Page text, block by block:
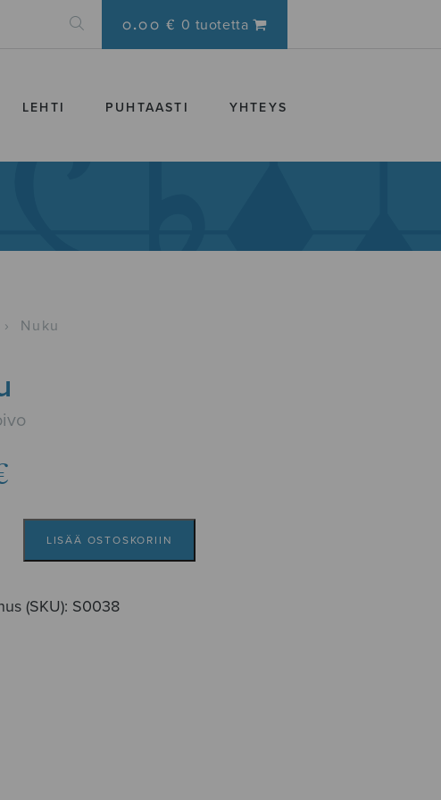
0.00 € 0 tuotetta
LEHTI PUHTAASTI YHTEYS
› Nuku
LISÄÄ OSTOSKORIIN
(SKU): S0038